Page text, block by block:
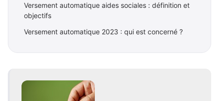
Versement automatique aides sociales : définition et
objectifs
Versement automatique 2023 : qui est concerné ?